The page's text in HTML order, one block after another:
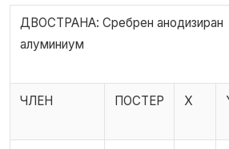
ДВОСТРАНА: Сребрен анодизиран
алуминиум
ЧЛЕН ПОСТЕР X